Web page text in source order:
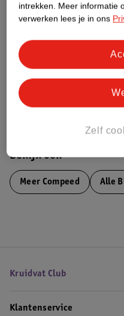
Nature Impact Score
Impact
Meer
Bestel &
Bekijk ook
Meer Compeed Alle
Kruidvat Club
Klantenservice
intrekken. Meer informatie
verwerken lees je in ons
Zelf